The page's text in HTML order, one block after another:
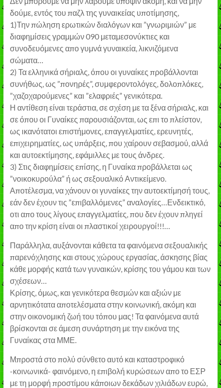
δούμε, εντός του παζλ της γυναικείας υποτίμησης,
1)Την πώληση ερωτικών διαλόγων και ”γνωριμιών” με
διαφημίσεις γραμμών 090 μεταμεσονύκτιες και
συνοδευόμενες απο γυμνά γυναικεία, λικνιζόμενα
σώματα…
2) Τα ελληνικά σήριαλς, όπου οι γυναίκες προβάλλονται
συνήθως, ως ”πονηρές”, συμφεροντολόγες, δολοπλόκες,
”χαζοχαρούμενες” και ”ελαφριές” γενικότερα.
Η αντίθεση είναι τεράστια, σε σχέση με τα ξένα σήριαλς, και
σε όπου οι Γυναίκες παρουσιάζονται, ως επι το πλείστον,
ως ικανότατοι επιστήμονες, επαγγελματίες, ερευνητές,
επιχειρηματίες, ως υπάρξεις, που χαίρουν σεβασμού, αλλά
και αυτοεκτίμησης, εφάμιλλες με τους άνδρες.
3) Στις διαφημίσεις επίσης, η Γυναίκα προβάλλεται ως
”νοικοκυρούλα” ή ως σεξουαλικό Αντικείμενο.
Αποτέλεσμα, να χάνουν οι γυναίκες την αυτοεκτίμησή τους,
εάν δεν έχουν τις ”επιβαλλόμενες” αναλογίες…Ενδεικτικό,
οτι απο τους λίγους επαγγελματίες, που δεν έχουν πληγεί
απο την κρίση είναι οι πλαστικοί χειρουργοί!!!…
Παράλληλα, αυξάνονται κάθετα τα φαινόμενα σεξουαλικής
παρενόχλησης και στους χώρους εργασίας, άσκησης βίας
κάθε μορφής κατά των γυναικών, κρίσης του γάμου και των
σχέσεων…
Κρίσης, όμως, και γενικότερα θεσμών και αξιών με
αρνητικότατα αποτελέσματα στην κοινωνική, ακόμη και
στην οικονομική ζωή του τόπου μας! Τα φαινόμενα αυτά
βρίσκονται σε άμεση συνάρτηση με την εικόνα της
Γυναίκας στα ΜΜΕ.
Μπροστά στο πολύ σύνθετο αυτό και καταστροφικό
-κοινωνικά- φαινόμενο, η επιβολή κυρώσεων απο το ΕΣΡ
με τη μορφή προστίμου κάποιων δεκάδων χιλιάδων ευρώ,